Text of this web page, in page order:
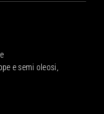
e semi oleosi,